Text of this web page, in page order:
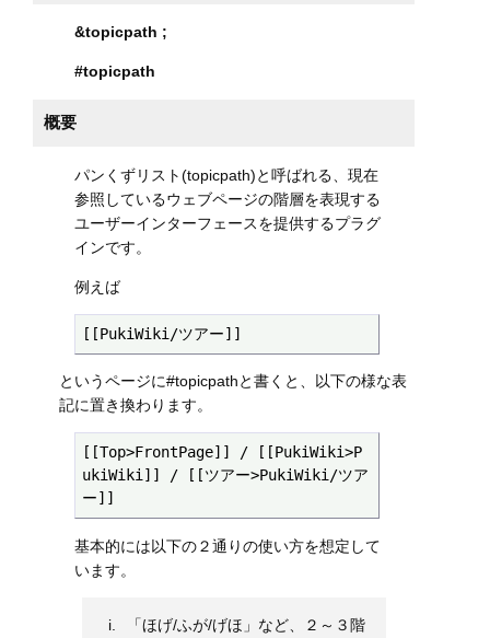
&topicpath ;
#topicpath
概要
パンくずリスト(topicpath)と呼ばれる、現在
参照しているウェブページの階層を表現する
ユーザーインターフェースを提供するプラグ
インです。
例えば
[[PukiWiki/ツアー]]
というページに#topicpathと書くと、以下の様な表
記に置き換わります。
[[Top>FrontPage]] / [[PukiWiki>P
ukiWiki]] / [[ツアー>PukiWiki/ツア
ー]]
基本的には以下の２通りの使い方を想定して
います。
「ほげ/ふが/げほ」など、２～３階